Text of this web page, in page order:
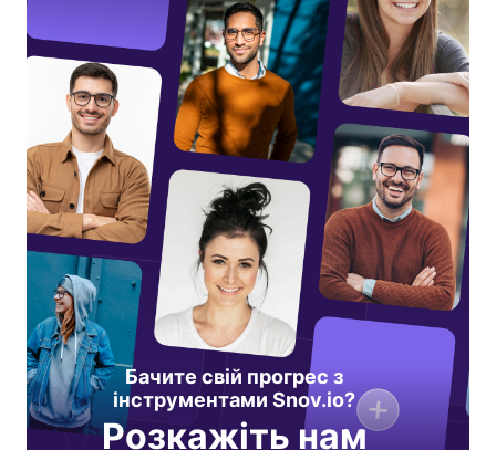
Бачите свій прогрес з
інструментами Snov.io?
Розкажіть нам